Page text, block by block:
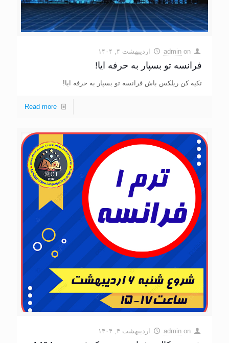
admin on اردیبهشت ۴, ۱۴۰۴
فرانسه تو بسپار به حرفه ایا!
تکیه کن ریلکس باش فرانسه تو بسپار به حرفه ایا!
Read more
admin on اردیبهشت ۴, ۱۴۰۴